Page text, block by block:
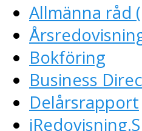
Allmänna råd
Bokföring
Business
Delårsrapport